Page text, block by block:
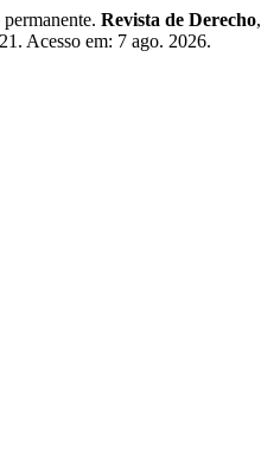
Revista de Derecho,
Acesso em: 7 ago. 2026.